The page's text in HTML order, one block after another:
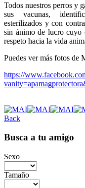
Todos nuestros perros y
sus vacunas,
esterilizados y con
sin ánimo de lucro
respeto hacia la vida
Puedes ver más fotos de
https://
Back
Busca a tu amigo
Sexo
Tamaño